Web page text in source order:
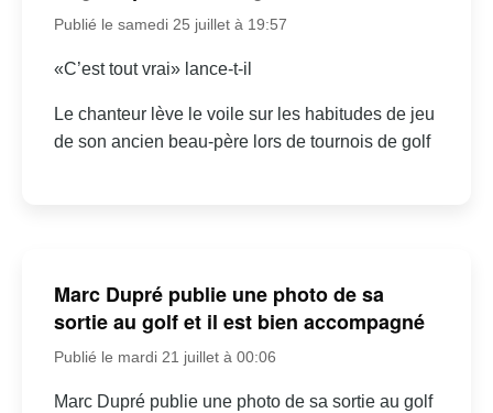
Publié le samedi 25 juillet à 19:57
«C’est tout vrai» lance-t-il
Le chanteur lève le voile sur les habitudes de jeu
de son ancien beau-père lors de tournois de golf
Marc Dupré publie une photo de sa
sortie au golf et il est bien accompagné
Publié le mardi 21 juillet à 00:06
Marc Dupré publie une photo de sa sortie au golf